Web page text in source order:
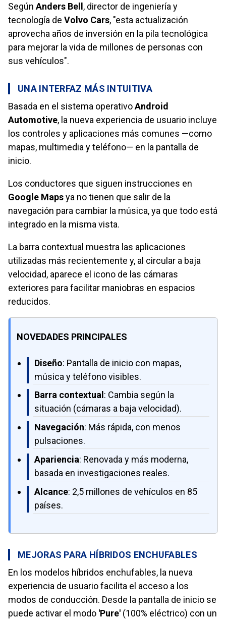
Según Anders Bell, director de ingeniería y
tecnología de Volvo Cars, "esta actualización
aprovecha años de inversión en la pila tecnológica
para mejorar la vida de millones de personas con
sus vehículos".
UNA INTERFAZ MÁS INTUITIVA
Basada en el sistema operativoAndroid
Automotive, la nueva experiencia de usuario incluye
los controles y aplicaciones más comunes —como
mapas, multimedia y teléfono— en la pantalla de
inicio.
Los conductores que siguen instrucciones en
Google Mapsya no tienen que salir de la
navegación para cambiar la música, ya que todo está
integrado en la misma vista.
La barra contextual muestra las aplicaciones
utilizadas más recientemente y, al circular a baja
velocidad, aparece el icono de las cámaras
exteriores para facilitar maniobras en espacios
reducidos.
NOVEDADES PRINCIPALES
Diseño: Pantalla de inicio con mapas,
música y teléfono visibles.
Barra contextual : Cambia según la
situación (cámaras a baja velocidad).
Navegación: Más rápida, con menos
pulsaciones.
Apariencia: Renovada y más moderna,
basada en investigaciones reales.
Alcance: 2,5 millones de vehículos en 85
países.
MEJORAS PARA HÍBRIDOS ENCHUFABLES
En los modelos híbridos enchufables, la nueva
experiencia de usuario facilita el acceso a los
modos de conducción. Desde la pantalla de inicio se
puede activar el modo 'Pure' (100% eléctrico) con un